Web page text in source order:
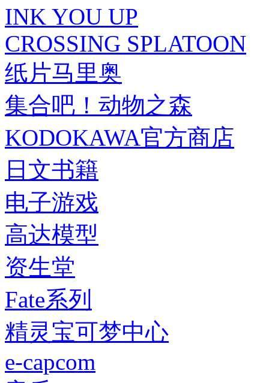
INK YOU UP
CROSSING SPLATOON
纸片马里奥
集合吧！动物之森
KODOKAWA官方商店
日文书籍
电子游戏
高达模型
资生堂
Fate系列
精灵宝可梦中心
e-capcom